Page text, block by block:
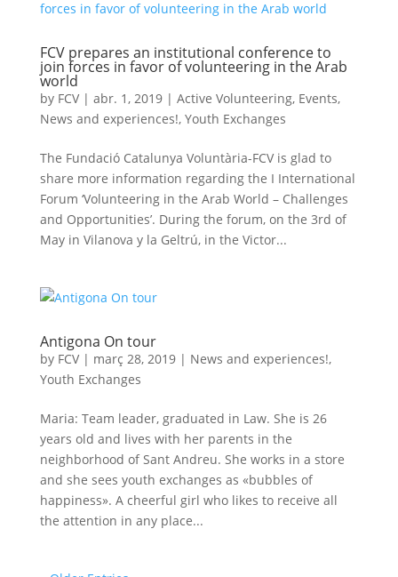
FCV prepares an institutional conference to
join forces in favor of volunteering in the Arab
world
by FCV| abr. 1, 2019| Active Volunteering, Events,
News and experiences!, Youth Exchanges
The Fundació Catalunya Voluntària-FCV is glad to
share more information regarding the I International
Forum ‘Volunteering in the Arab World – Challenges
and Opportunities’. During the forum, on the 3rd of
May in Vilanova y la Geltrú, in the Victor...
Antigona On tour
by FCV| març 28, 2019| News and experiences!,
Youth Exchanges
Maria: Team leader, graduated in Law. She is 26
years old and lives with her parents in the
neighborhood of Sant Andreu. She works in a store
and she sees youth exchanges as «bubbles of
happiness». A cheerful girl who likes to receive all
the attention in any place...